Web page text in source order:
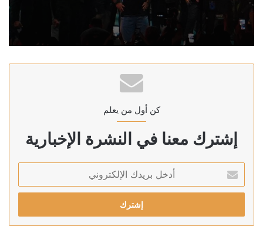
كن أول من يعلم
إشترك معنا في النشرة الإخبارية
بريدك
الإلكتروني